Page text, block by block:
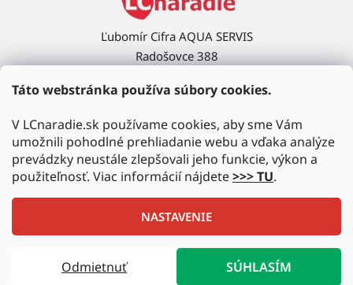
Táto webstránka používa súbory cookies.
V LCnaradie.sk používame cookies, aby sme Vám
umožnili pohodlné prehliadanie webu a vďaka analýze
prevádzky neustále zlepšovali jeho funkcie, výkon a
použiteľnosť. Viac informácií nájdete>>> TU.
NASTAVENIE
Odmietnuť SÚHLASÍM
Ľubomír Cifra AQUA SERVIS
Radošovce 388
Upravil Balkys
Copyright 2026LCnaradie.sk
. Všetky práva vyhradené.